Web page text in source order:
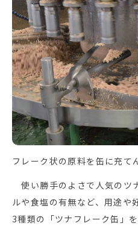
フレーク状の原料を缶に充て
使い勝手のよさで人気のツ
ルや食塩の有無など、用途や
3種類の「ツナフレーク缶」を